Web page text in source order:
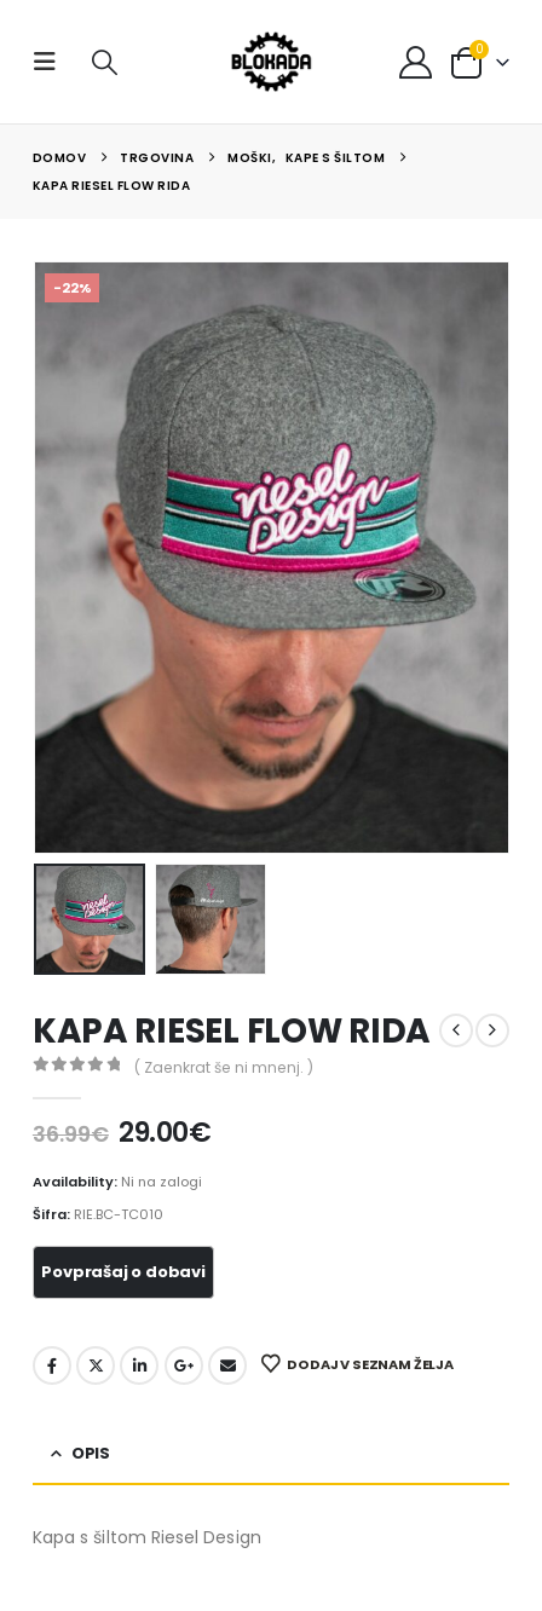
0
DOMOV TRGOVINA MOŠKI, KAPE S ŠILTOM
KAPA RIESEL FLOW RIDA
-22%
KAPA RIESEL FLOW RIDA
( Zaenkrat še ni mnenj. )
36.99€ 29.00€
Availability: Ni na zalogi
Šifra: RIE.BC-TC010
DODAJ V SEZNAM ŽELJA
OPIS
Kapa s šiltom Riesel Design